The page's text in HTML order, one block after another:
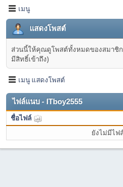
เมนู
แสดงโพสต์
ส่วนนี้ให้คุณดูโพสต์ทั้งหมดของสมาชิ
มีสิทธิ์เข้าถึง)
เมนู แสดงโพสต์
ไฟล์แนบ - ITboy2555
ชื่อไฟล์
ยังไม่มีไฟ